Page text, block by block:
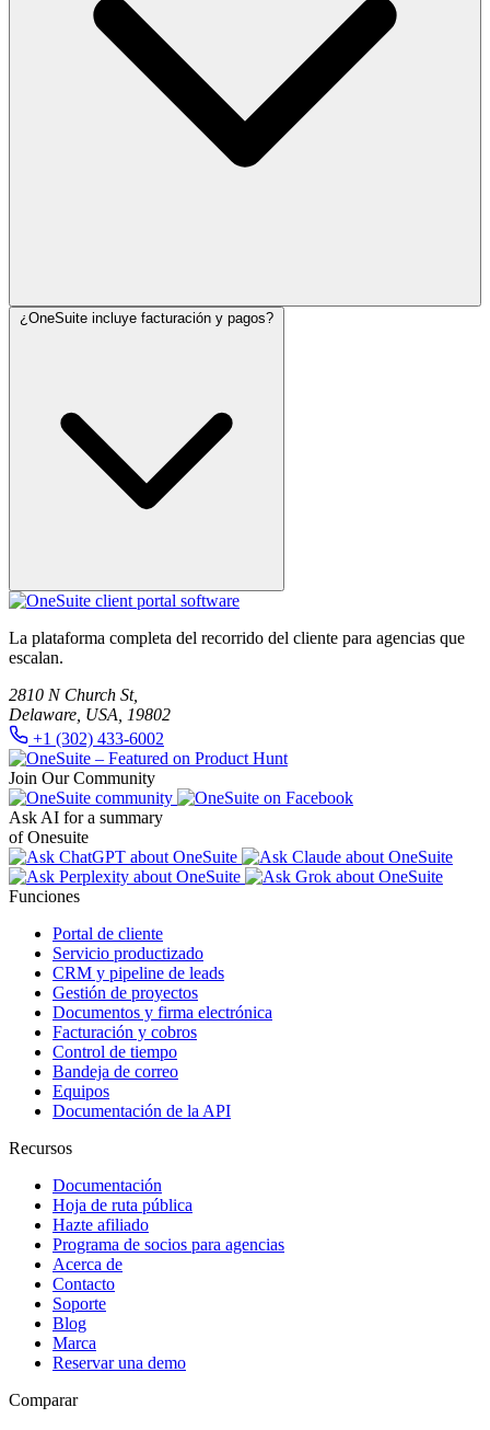
¿OneSuite incluye facturación y pagos?
crear, enviar y administrar facturas desde el mismo espacio de
trabajo.
La plataforma completa del recorrido del cliente para agencias que
escalan.
2810 N Church St,
Delaware, USA, 19802
+1 (302) 433-6002
Join Our Community
Ask AI for a summary
of Onesuite
Funciones
Portal de cliente
Servicio productizado
CRM y pipeline de leads
Gestión de proyectos
Documentos y firma electrónica
Facturación y cobros
Control de tiempo
Bandeja de correo
Equipos
Documentación de la API
Recursos
Documentación
Hoja de ruta pública
Hazte afiliado
Programa de socios para agencias
Acerca de
Contacto
Soporte
Blog
Marca
Reservar una demo
Comparar